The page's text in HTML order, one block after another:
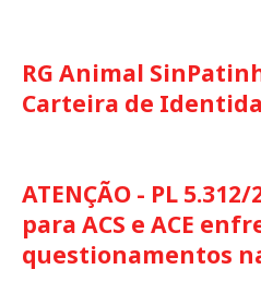
RG Animal
Carteira de
ATENÇÃO - PL
para ACS e ACE
questionamentos